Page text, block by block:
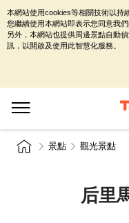
景點 觀光景點
后里
本網站使用cookies等相關技術以持
您繼續使用本網站即表示您同意我們
另外，本網站也提供周邊景點自動
訊，以開啟及使用此智慧化服務。